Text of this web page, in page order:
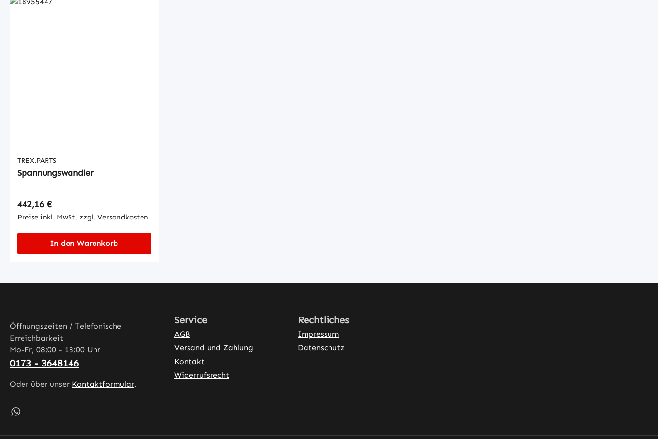
TREX.PARTS
Spannungswandler
Regulärer Preis:
442,16 €
Preise inkl. MwSt. zzgl. Versandkosten
In den Warenkorb
Öffnungszeiten / Telefonische
Erreichbarkeit
Mo-Fr, 08:00 - 18:00 Uhr
0173 - 3648146
Oder über unser Kontaktformular.
Schreib uns auf WhatsApp – öffnet in neuem Tab (externer Link)
Service
AGB
Versand und Zahlung
Kontakt
Widerrufsrecht
Rechtliches
Impressum
Datenschutz